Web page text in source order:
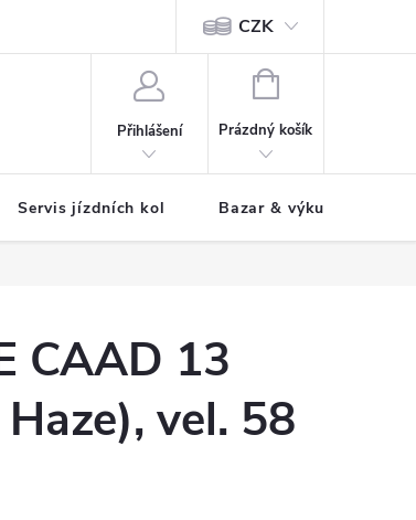
CZK
Přihlášení
NÁKUPNÍ
Prázdný košík
Servis jízdních kol Bazar & výkup jízdních
CAAD 13
vel. 58